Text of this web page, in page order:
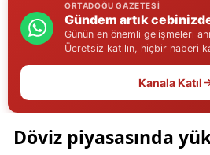
Eskişehir
Giresun
ORTADOĞU GAZETESI
Gündem artık
Günün en önemli gelişmeleri
Ücretsiz katılın, hiçbir haberi
Kanala Katıl
Döviz piyasasında